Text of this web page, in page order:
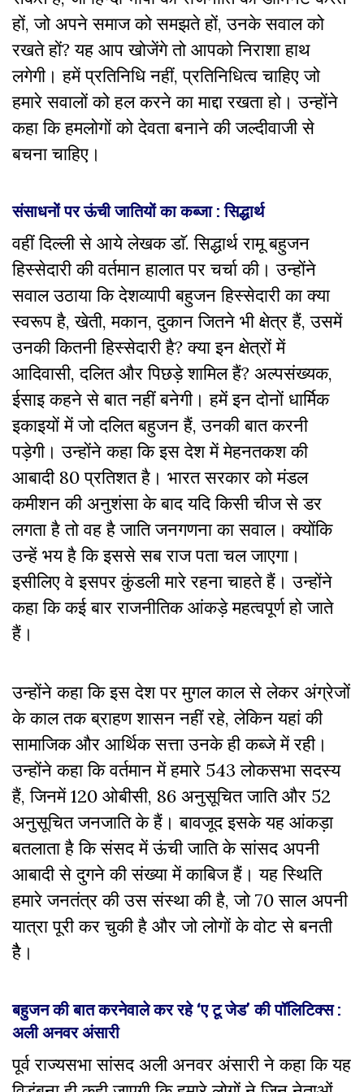
हों, जो अपने समाज को समझते हों, उनके सवाल को
रखते हों? यह आप खोजेंगे तो आपको निराशा हाथ
लगेगी। हमें प्रतिनिधि नहीं, प्रतिनिधित्व चाहिए जो
हमारे सवालों को हल करने का माद्दा रखता हो। उन्होंने
कहा कि हमलोगों को देवता बनाने की जल्दीवाजी से
बचना चाहिए।
संसाधनों पर ऊंची जातियों का कब्जा : सिद्धार्थ
वहीं दिल्ली से आये लेखक डाॅ. सिद्धार्थ रामू बहुजन
हिस्सेदारी की वर्तमान हालात पर चर्चा की। उन्होंने
सवाल उठाया कि देशव्यापी बहुजन हिस्सेदारी का क्या
स्वरूप है, खेती, मकान, दुकान जितने भी क्षेत्र हैं, उसमें
उनकी कितनी हिस्सेदारी है? क्या इन क्षेत्रों में
आदिवासी, दलित और पिछड़े शामिल हैं? अल्पसंख्यक,
ईसाइ कहने से बात नहीं बनेगी। हमें इन दोनों धार्मिक
इकाइयों में जो दलित बहुजन हैं, उनकी बात करनी
पड़ेगी। उन्होंने कहा कि इस देश में मेहनतकश की
आबादी 80 प्रतिशत है। भारत सरकार को मंडल
कमीशन की अनुशंसा के बाद यदि किसी चीज से डर
लगता है तो वह है जाति जनगणना का सवाल। क्योंकि
उन्हें भय है कि इससे सब राज पता चल जाएगा।
इसीलिए वे इसपर कुंडली मारे रहना चाहते हैं। उन्होंने
कहा कि कई बार राजनीतिक आंकड़े महत्वपूर्ण हो जाते
हैं।
उन्होंने कहा कि इस देश पर मुगल काल से लेकर अंग्रेजों
के काल तक ब्राहण शासन नहीं रहे, लेकिन यहां की
सामाजिक और आर्थिक सत्ता उनके ही कब्जे में रही।
उन्होंने कहा कि वर्तमान में हमारे 543 लोकसभा सदस्य
हैं, जिनमें 120 ओबीसी, 86 अनुसूचित जाति और 52
अनुसूचित जनजाति के हैं। बावजूद इसके यह आंकड़ा
बतलाता है कि संसद में ऊंची जाति के सांसद अपनी
आबादी से दुगने की संख्या में काबिज हैं। यह स्थिति
हमारे जनतंत्र की उस संस्था की है, जो 70 साल अपनी
यात्रा पूरी कर चुकी है और जो लोगों के वोट से बनती
हैै।
बहुजन की बात करनेवाले कर रहे ‘ए टू जेड’ की पॉलिटिक्स :
अली अनवर अंसारी
पूर्व राज्यसभा सांसद अली अनवर अंसारी ने कहा कि यह